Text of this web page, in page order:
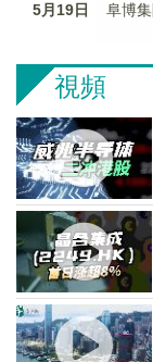
5月19日 阜博
視頻